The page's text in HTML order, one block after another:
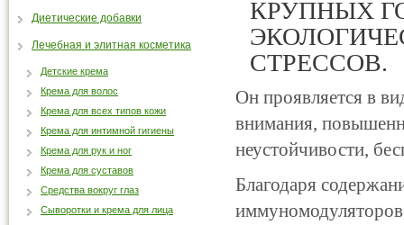
КРУПНЫХ
СТРЕССОВ.
Он проявляется в
внимания,
неустойчивости,
Благодаря
Диетические добавки
Лечебная и элитная косметика
Детские крема
Крема для волос
Крема для всех типов кожи
Крема для интимной гигиены
Крема для рук и ног
Крема для суставов
Средства вокруг глаз
Сыворотки и крема для лица